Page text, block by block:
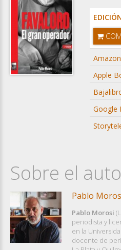
Amazon
Apple
Google
Sobre el
Pablo
Pablo Morosi
periodista y
en la
docente de